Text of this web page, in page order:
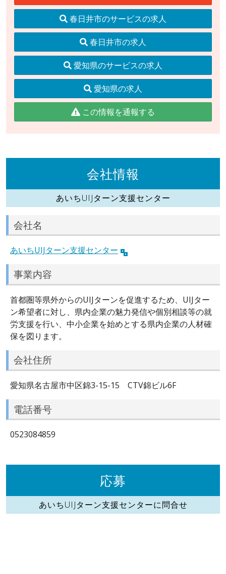
春日井市のサービスの求人
春日井市の求人
愛知県のサービスの求人
愛知県の求人
この情報を通報する
会社情報
あいちUIJターン支援センター
会社名
あいちUIJターン支援センター
事業内容
首都圏等県外からのUIJターンを促進するため、UIJター
ン希望者に対し、県内企業の魅力発信や個別相談等の就
労支援を行い、中小企業を始めとする県内企業の人材確
保を図ります。
会社住所
愛知県名古屋市中区錦3-15-15 CTV錦ビル6F
電話番号
0523084859
応募
あいちUIJターン支援センターに問合せ